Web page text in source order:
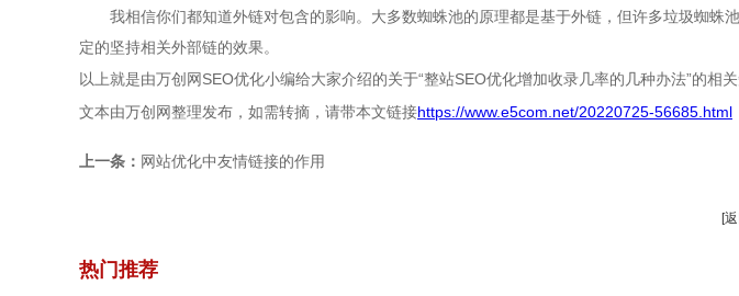
我相信你们都知道外链对包含的影响。大多数蜘蛛池的原理都是基于外链，但许多垃圾蜘蛛
定的坚持相关外部链的效果。
以上就是由万创网SEO优化小编给大家介绍的关于“整站SEO优化增加收录几率的几种办法”的
文本由万创网整理发布，如需转摘，请带本文链接https://www.e5com.net/20220725-56685.html
上一条： 网站优化中友情链接的作用
[
热门推荐